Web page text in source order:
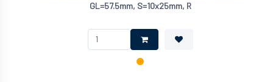
GL=57.5mm, S=10x25mm, R